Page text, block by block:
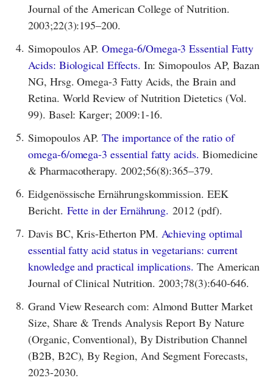
Journal of the American College of Nutrition.
2003;22(3):195–200.
4. Simopoulos AP.Omega-6/Omega-3 Essential Fatty
Acids: Biological Effects. In: Simopoulos AP, Bazan
NG, Hrsg. Omega-3 Fatty Acids, the Brain and
Retina. World Review of Nutrition Dietetics (Vol.
99). Basel: Karger; 2009:1-16.
5. Simopoulos AP.The importance of the ratio of
omega-6/omega-3 essential fatty acids. Biomedicine
& Pharmacotherapy. 2002;56(8):365–379.
6. Eidgenössische Ernährungskommission. EEK
Bericht. Fette in der Ernährung. 2012 (pdf).
7. Davis BC, Kris-Etherton PM. Achieving optimal
essential fatty acid status in vegetarians: current
knowledge and practical implications. The American
Journal of Clinical Nutrition. 2003;78(3):640-646.
8. Grand View Research com: Almond Butter Market
Size, Share & Trends Analysis Report By Nature
(Organic, Conventional), By Distribution Channel
(B2B, B2C), By Region, And Segment Forecasts,
2023-2030.